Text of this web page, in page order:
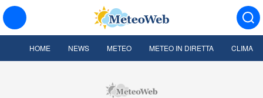
HOME NEWS METEO METEO IN DIRETTA CLIMA